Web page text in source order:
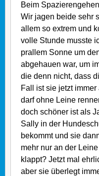
Beim
Wir jagen beide sehr
allem so extrem und
volle Stunde musste
prallem Sonne um
abgehauen war, um
die denn nicht, dass
Fall ist sie jetzt
darf ohne Leine
doch schöner ist als
Sally in der
bekommt und sie
mehr nur an der
klappt? Jetzt mal
aber sie überlegt